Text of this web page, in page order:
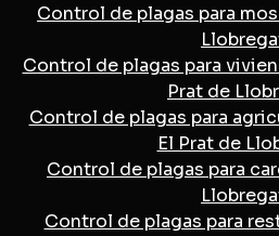
Control de plagas para
Control de plagas para
Prat de
Control de plagas para
El Prat de
Control de plagas para
Control de plagas para